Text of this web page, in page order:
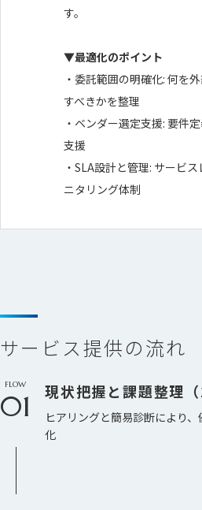
す。
▼最適化のポイント
・委託範囲の明確化: 何を
すべきかを整理
・ベンダー選定支援: 要件
支援
・SLA設計と管理: サービ
ニタリング体制
サービス提供の流れ
FLOW
01 現状把握と課題整理（
ヒアリングと簡易診断により
化